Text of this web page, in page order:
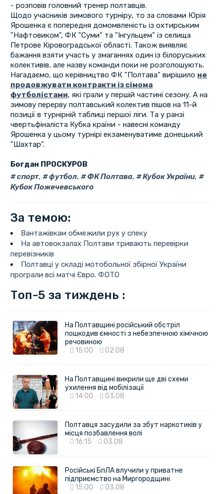
- розповів головний тренер полтавців.
Щодо учасників зимового турніру, то за словами Юрія
Ярошенка є попередня домомвленість із охтирським
"Нафтовиком", ФК "Суми" та "Інгульцем" із селища
Петрове Кіровоградської області. Також виявляє
бажання взяти участь у змаганнях один із білоруських
колективів, але назву команди поки не розголошують.
Нагадаємо, що керівництво ФК "Полтава" вирішило не
продовжувати контракти із сімома
футболістами, які грали у першій частині сезону. А на
зимову перерву полтавський колектив пішов на 11-й
позиції в турнірній таблиці першої ліги. Та у ранзі
чвертьфіналіста Кубка країни - навесні команду
Ярошенка у цьому турнірі екзаменуватиме донецький
"Шахтар".
Богдан ПРОСКУРОВ
спорт, футбол, ФК Полтава, Кубок України,
Кубок Пожечевського
За темою:
Вантажівкам обмежили рух у спеку
На автовокзалах Полтави тривають перевірки
перевізників
Полтавці у складі мотобольної збірної України
програли всі матчі Євро. ФОТО
Топ-5 за тиждень :
На Полтавщині російський обстріл
пошкодив ємності з небезпечною хімічною
речовиною
15:00
02.08
На Полтавщині викрили ще дві схеми
ухилення від мобілізації
14:00
03.08
Полтавця засудили за збут наркотиків у
місця позбавлення волі
16:15
03.08
Російські БпЛА влучили у приватне
підприємство на Миргородщині
15:00
03.08